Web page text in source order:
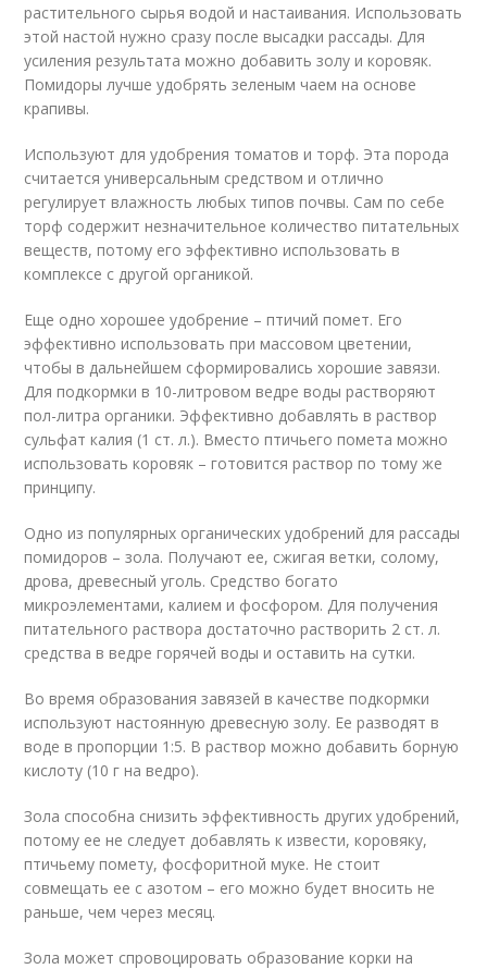
растительного сырья водой и настаивания. Использовать
этой настой нужно сразу после высадки рассады. Для
усиления результата можно добавить золу и коровяк.
Помидоры лучше удобрять зеленым чаем на основе
крапивы.
Используют для удобрения томатов и торф. Эта порода
считается универсальным средством и отлично
регулирует влажность любых типов почвы. Сам по себе
торф содержит незначительное количество питательных
веществ, потому его эффективно использовать в
комплексе с другой органикой.
Еще одно хорошее удобрение – птичий помет. Его
эффективно использовать при массовом цветении,
чтобы в дальнейшем сформировались хорошие завязи.
Для подкормки в 10-литровом ведре воды растворяют
пол-литра органики. Эффективно добавлять в раствор
сульфат калия (1 ст. л.). Вместо птичьего помета можно
использовать коровяк – готовится раствор по тому же
принципу.
Одно из популярных органических удобрений для рассады
помидоров – зола. Получают ее, сжигая ветки, солому,
дрова, древесный уголь. Средство богато
микроэлементами, калием и фосфором. Для получения
питательного раствора достаточно растворить 2 ст. л.
средства в ведре горячей воды и оставить на сутки.
Во время образования завязей в качестве подкормки
используют настоянную древесную золу. Ее разводят в
воде в пропорции 1:5. В раствор можно добавить борную
кислоту (10 г на ведро).
Зола способна снизить эффективность других удобрений,
потому ее не следует добавлять к извести, коровяку,
птичьему помету, фосфоритной муке. Не стоит
совмещать ее с азотом – его можно будет вносить не
раньше, чем через месяц.
Зола может спровоцировать образование корки на